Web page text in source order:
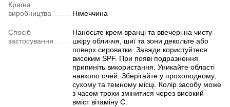
Країна
виробництва
Німеччина
Спосіб
застосування
Наносьте крем вранці та ввечері на чисту
шкіру обличчя, шиї та зони декольте або
поверх сироватки. Завжди користуйтеся
високим SPF. При появі подразнення
припиніть використання. Уникайте області
навколо очей. Зберігайте у прохолодному,
сухому та темному місці. Колір засобу може
з часом трохи змінитися через високий
вміст вітаміну С.